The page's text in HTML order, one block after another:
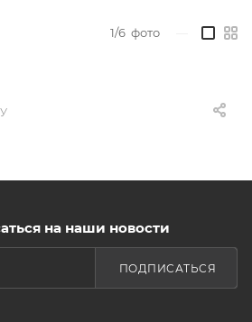
1/6 фото
на наши новости
ПОДПИСАТЬСЯ